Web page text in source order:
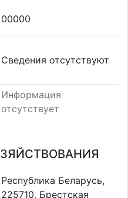
00000
Cведения отсутствуют
Информация
отсутствует
Республика Беларусь,
225710, Брестская